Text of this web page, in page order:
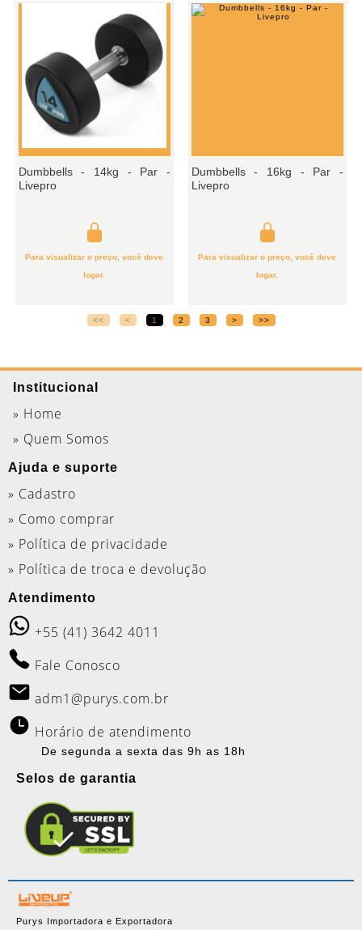
Dumbbells - 14kg - Par -
Livepro
Para visualizar o preço, você deve
logar.
Dumbbells - 16kg - Par -
Livepro
Para visualizar o preço, você deve
logar.
<< < 1 2 3 > >>
Institucional
» Home
» Quem Somos
Ajuda e suporte
» Cadastro
» Como comprar
» Política de privacidade
» Política de troca e devolução
Atendimento
+55 (41) 3642 4011
Fale Conosco
adm1@purys.com.br
Horário de atendimento
De segunda a sexta das 9h as 18h
Selos de garantia
Purys Importadora e Exportadora